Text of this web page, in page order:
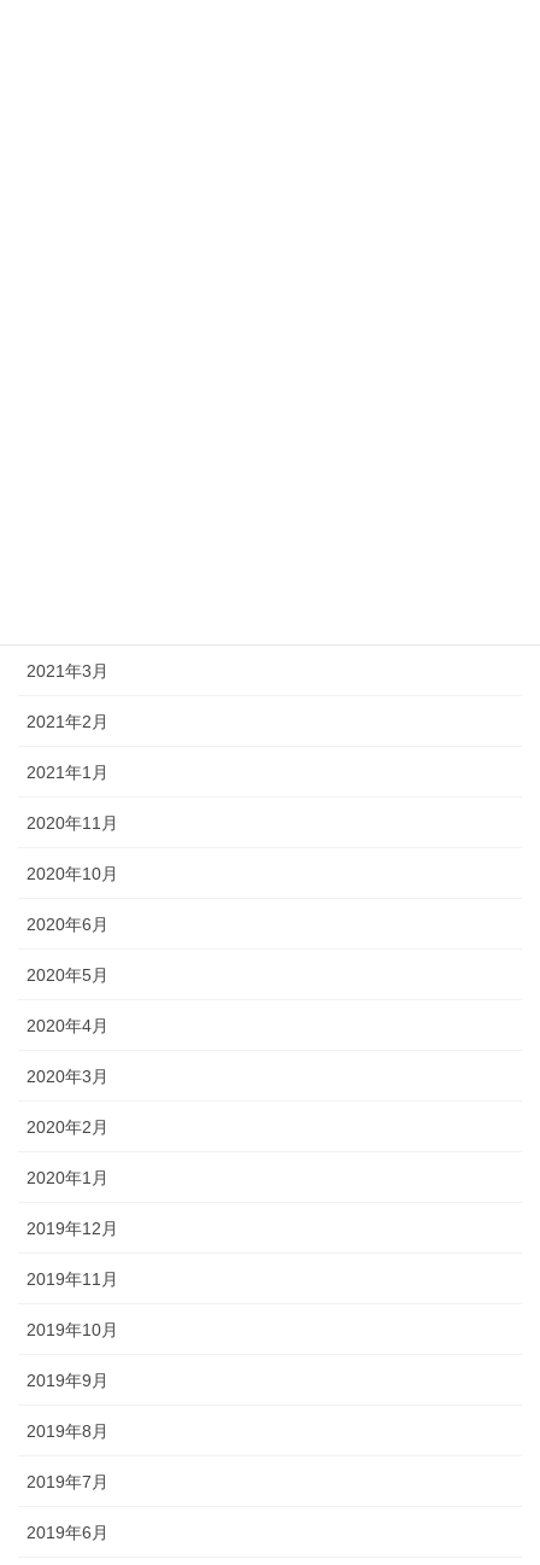
2021年3月
2021年2月
2021年1月
2020年11月
2020年10月
2020年6月
2020年5月
2020年4月
2020年3月
2020年2月
2020年1月
2019年12月
2019年11月
2019年10月
2019年9月
2019年8月
2019年7月
2019年6月